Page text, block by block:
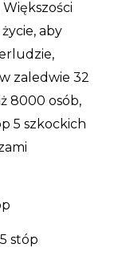
aby
zaledwie 32
8000 osób,
5 szkockich
stóp